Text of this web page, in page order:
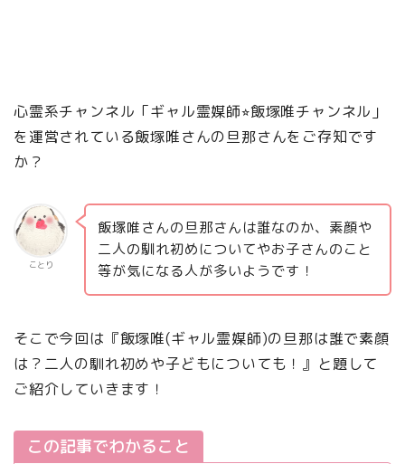
心霊系チャンネル「ギャル霊媒師⭐︎飯塚唯チャンネル」
を運営されている飯塚唯さんの旦那さんをご存知です
か？
ことり
飯塚唯さんの旦那さんは誰なのか、素顔や
二人の馴れ初めについてやお子さんのこと
等が気になる人が多いようです！
そこで今回は『飯塚唯(ギャル霊媒師)の旦那は誰で素顔
は？二人の馴れ初めや子どもについても！』と題して
ご紹介していきます ！
この記事でわかること